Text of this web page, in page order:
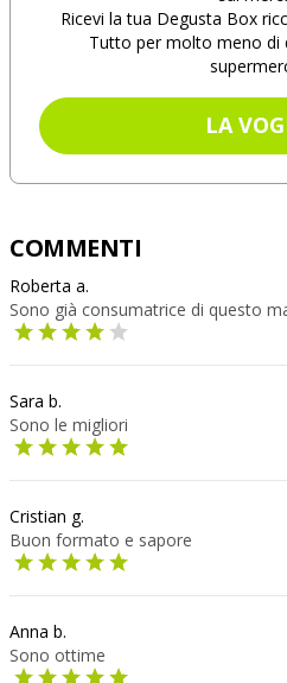
Ricevi la tua Degusta Box
Tutto per molto meno di
LA
COMMENTI
Roberta a.
Sono già consumatrice di questo
Sara b.
Sono le migliori
Cristian g.
Buon formato e sapore
Anna b.
Sono ottime